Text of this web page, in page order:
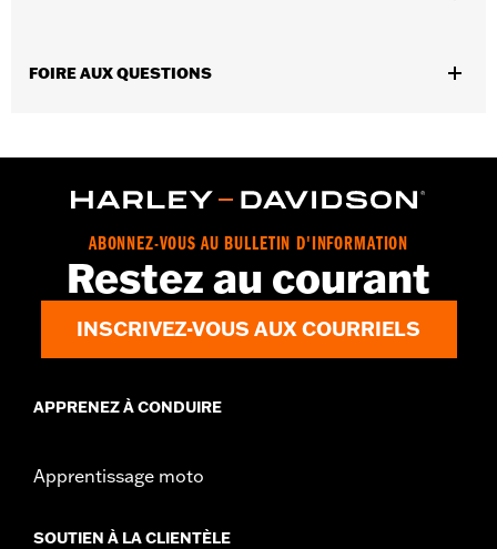
GARANTIE:Garantie limitée de 3 ans – Rendez-vous au
www.h-
Origine:Importé
FOIRE AUX QUESTIONS
ABONNEZ-VOUS AU BULLETIN D'INFORMATION
Restez au courant
INSCRIVEZ-VOUS AUX COURRIELS
APPRENEZ À CONDUIRE
Apprentissage moto
SOUTIEN À LA CLIENTÈLE